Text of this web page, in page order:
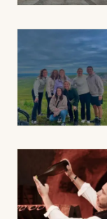
Expos
Sorties & loisirs
Courses en
Courses dans
Newsletter
Toutes les villes